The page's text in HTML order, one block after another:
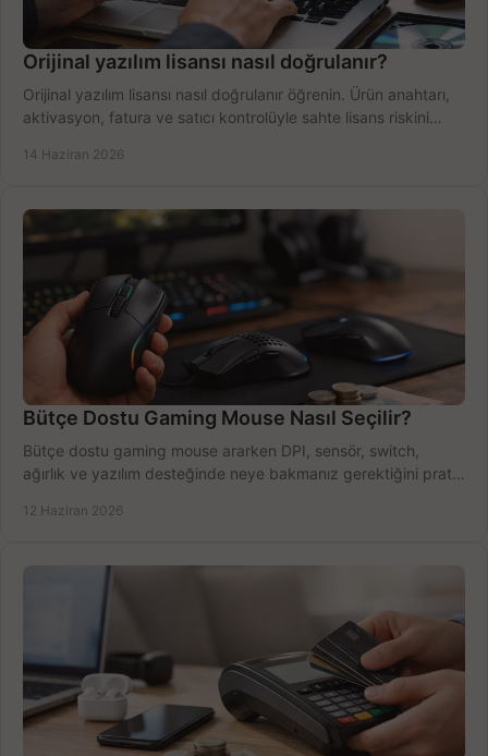
Orijinal yazılım lisansı nasıl doğrulanır?
Orijinal yazılım lisansı nasıl doğrulanır öğrenin. Ürün anahtarı,
aktivasyon, fatura ve satıcı kontrolüyle sahte lisans riskini
14 Haziran 2026
Bütçe Dostu Gaming Mouse Nasıl Seçilir?
Bütçe dostu gaming mouse ararken DPI, sensör, switch,
ağırlık ve yazılım desteğinde neye bakmanız gerektiğini pratik
12 Haziran 2026